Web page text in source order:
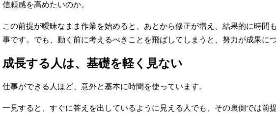
信頼感を高めたいのか。
この前提が曖昧なまま作業を始めると、あとから修正が増え、結果的に時間
事です。でも、動く前に考えるべきことを飛ばしてしまうと、努力が成果に
成長する人は、基礎を軽く見ない
仕事ができる人ほど、意外と基本に時間を使っています。
一見すると、すぐに答えを出しているように見える人でも、その裏側では前